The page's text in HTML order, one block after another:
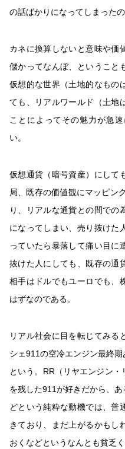
の話ばかりになってしまったの
カネに換算しないと意味や価
儲かってなんぼ、ということ
仮想的な世界（土地的なもの
ても、リアルワールド（土地
ことによってその魅力が急
い。
仮想通貨（暗号資産）にして
局、既存の価値観にマッピン
り、リアルな通貨との間での
になってしまい、売り抜けた
っていたら暴落して痛い目に
抜けた人にしても、既存の通
相手はドルでもユーロでも、
はずなのである。
リアル社会に目を転じてみる
シェ911の空冷エンジン最終
という。RR（リヤエンジン
を残した911が好きだから、
どという純粋な動機では、普
きており、まだ上がるかもし
おくなどというなんとも貧乏